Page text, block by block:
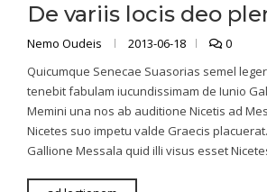
De variis locis deo
Nemo Oudeis 2013-06-18
0
Quicumque Senecae Suasorias semel
tenebit fabulam iucundissimam de Iunio
Memini una nos ab auditione Nicetis ad
Nicetes suo impetu valde Graecis
Gallione Messala quid illi visus esset